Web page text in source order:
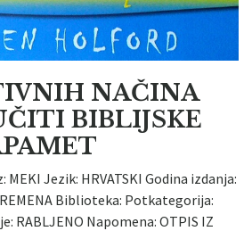
NAČINA
BIBLIJSKE
MEKI Jezik: HRVATSKI Godina izdanja:
Biblioteka: Potkategorija:
RABLJENO Napomena: OTPIS IZ